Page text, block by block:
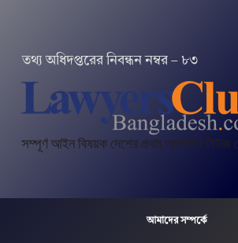
তথ‌্য অ‌ধিদপ্ত‌রের নিবন্ধন নম্বর – ৮৩
আমাদের সম্পর্কে